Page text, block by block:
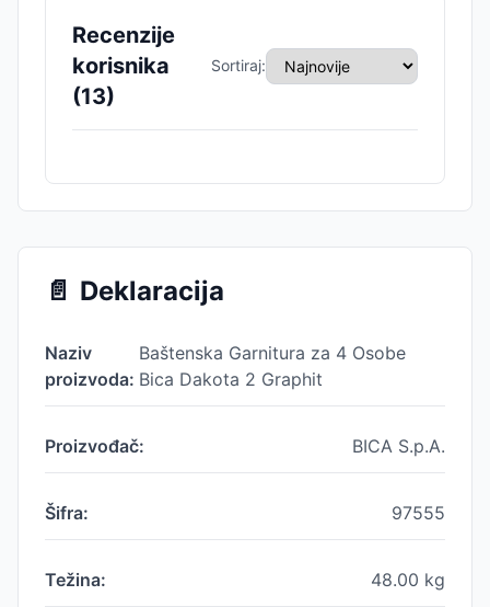
Recenzije
korisnika
(13)
Sortiraj:
📄 Deklaracija
Naziv
proizvoda:
Baštenska Garnitura za 4 Osobe
Bica Dakota 2 Graphit
Proizvođač: BICA S.p.A.
Šifra: 97555
Težina: 48.00 kg